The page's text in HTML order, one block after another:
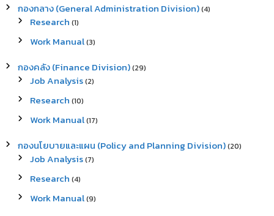
f
กองกลาง (General Administration Division)(4)
Research (1)
Work Manual(3)
กองคลัง (Finance Division)(29)
Job Analysis(2)
Research (10)
Work Manual(17)
กองนโยบายและแผน (Policy and Planning Division)(20)
Job Analysis(7)
Research (4)
Work Manual(9)